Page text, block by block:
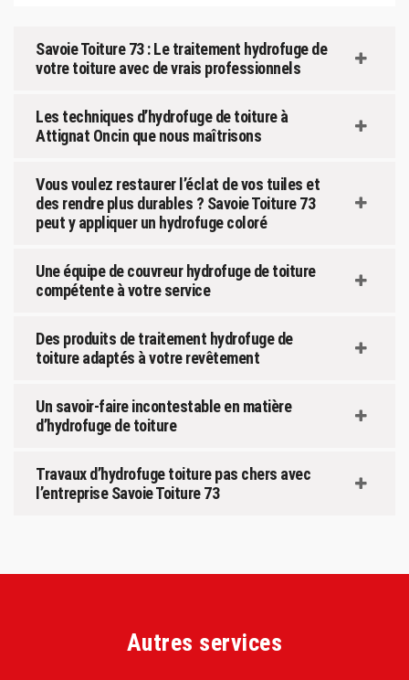
Savoie Toiture 73 : Le traitement hydrofuge de
votre toiture avec de vrais professionnels
Les techniques d’hydrofuge de toiture à
Attignat Oncin que nous maîtrisons
Vous voulez restaurer l’éclat de vos tuiles et
des rendre plus durables ? Savoie Toiture 73
peut y appliquer un hydrofuge coloré
Une équipe de couvreur hydrofuge de toiture
compétente à votre service
Des produits de traitement hydrofuge de
toiture adaptés à votre revêtement
Un savoir-faire incontestable en matière
d’hydrofuge de toiture
Travaux d’hydrofuge toiture pas chers avec
l’entreprise Savoie Toiture 73
Autres services